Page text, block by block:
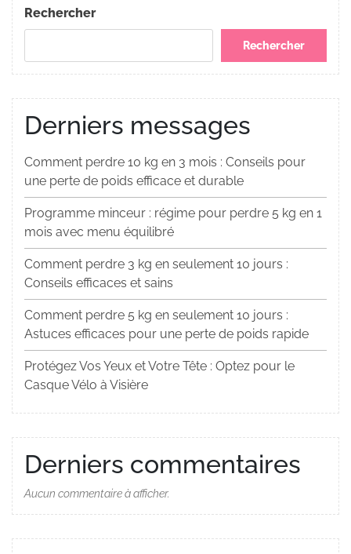
l’article
Rechercher
Rechercher
Derniers messages
Comment perdre 10 kg en 3 mois : Conseils pour
une perte de poids efficace et durable
Programme minceur : régime pour perdre 5 kg en 1
mois avec menu équilibré
Comment perdre 3 kg en seulement 10 jours :
Conseils efficaces et sains
Comment perdre 5 kg en seulement 10 jours :
Astuces efficaces pour une perte de poids rapide
Protégez Vos Yeux et Votre Tête : Optez pour le
Casque Vélo à Visière
Derniers commentaires
Aucun commentaire à afficher.